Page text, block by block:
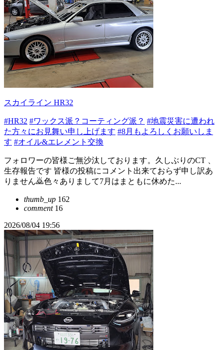
スカイライン HR32
#HR32 #ワックス派？コーティング派？ #地震災害に遭われ
た方々にお見舞い申し上げます #8月もよろしくお願いしま
す #オイル&エレメント交換
フォロワーの皆様ご無沙汰しております。久しぶりのCT 、
生存報告です 皆様の投稿にコメント出来ておらず申し訳あ
りません🙇色々ありまして7月はまともに休めた...
thumb_up 162
comment16
2026/08/04 19:56